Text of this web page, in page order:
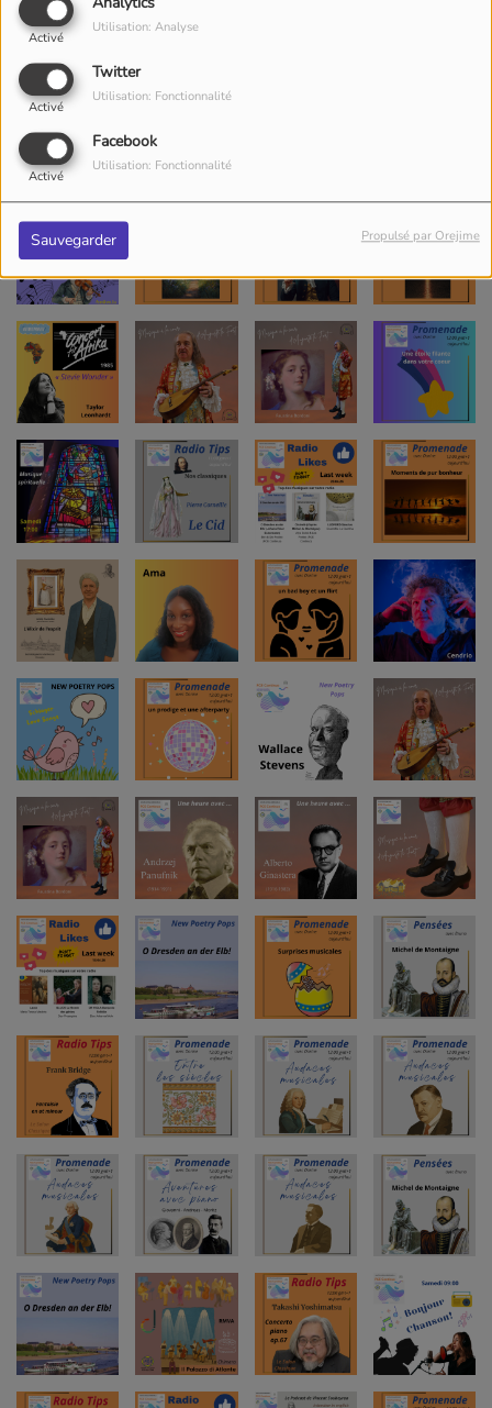
Activé
Utilisation: Analyse
Twitter
Activé
Utilisation: Fonctionnalité
Facebook
Activé
Utilisation: Fonctionnalité
Sauvegarder Propulsé par Orejime